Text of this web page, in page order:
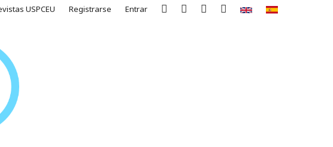
USPCEU Registrarse Entrar